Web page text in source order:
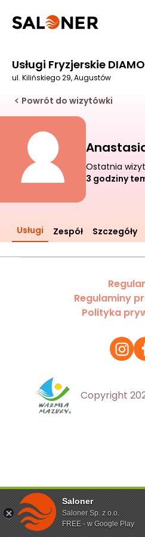
Saloner
Saloner Sp. z o.o.
FREE - w Google Play
Usługi Fryzjerskie
ul. Kilińskiego 29, Augustów
Powrót do wizytówki
Ostatnia
3 godziny
Usługi Zespół Szczegóły
Ta strona korzysta z plików
więcej zapoznaj się zpolityką
Regulaminy
Polityka
Copyright